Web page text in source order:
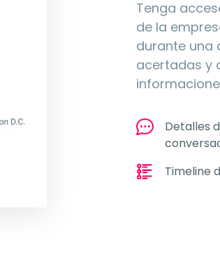
Tenga
de la
durante una
acertadas y
Detalles
Timeline